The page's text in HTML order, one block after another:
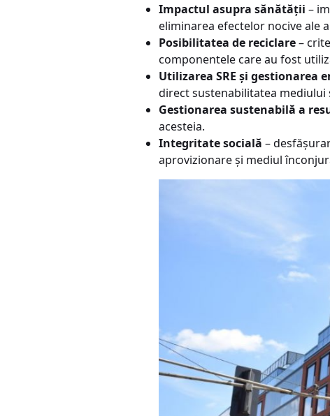
Impactul asupra sănătății –
eliminarea efectelor nocive ale
Posibilitatea de reciclare–
componentele care au fost
Utilizarea SRE și gestionarea
direct sustenabilitatea mediului
Gestionarea sustenabilă a
acesteia.
Integritate socială –
aprovizionare și mediul